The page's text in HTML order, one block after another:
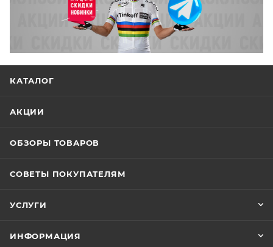
КАТАЛОГ
АКЦИИ
ОБЗОРЫ ТОВАРОВ
СОВЕТЫ ПОКУПАТЕЛЯМ
УСЛУГИ
ИНФОРМАЦИЯ